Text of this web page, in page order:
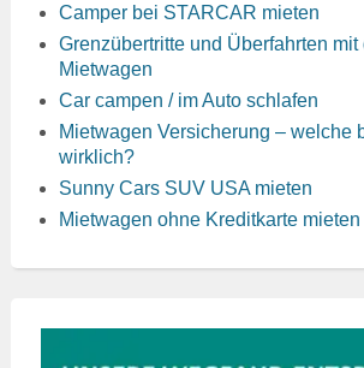
Camper bei STARCAR mieten
Grenzübertritte und Überfahrten mit
Mietwagen
Car campen / im Auto schlafen
Mietwagen Versicherung – welche
wirklich?
Sunny Cars SUV USA mieten
Mietwagen ohne Kreditkarte